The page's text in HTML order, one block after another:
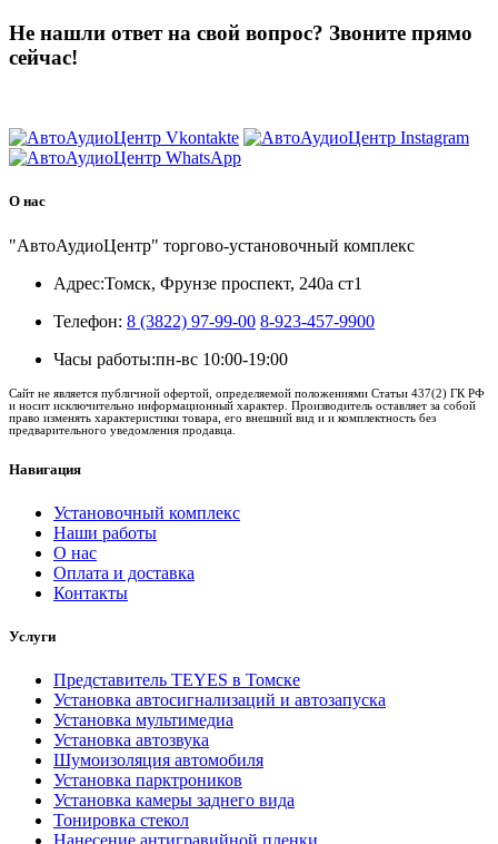
Не нашли ответ на свой вопрос? Звоните прямо
сейчас!
О нас
"АвтоАудиоЦентр" торгово-установочный комплекс
Адрес:Томск, Фрунзе проспект, 240а ст1
Телефон: 8 (3822) 97-99-00 8-923-457-9900
Часы работы:пн-вс 10:00-19:00
Сайт не является публичной офертой, определяемой положениями Статьи 437(2) ГК РФ
и носит исключительно информационный характер. Производитель оставляет за собой
право изменять характеристики товара, его внешний вид и и комплектность без
предварительного уведомления продавца.
Навигация
Установочный комплекс
Наши работы
О нас
Оплата и доставка
Контакты
Услуги
Представитель TEYES в Томске
Установка автосигнализаций и автозапуска
Установка мультимедиа
Установка автозвука
Шумоизоляция автомобиля
Установка парктроников
Установка камеры заднего вида
Тонировка стекол